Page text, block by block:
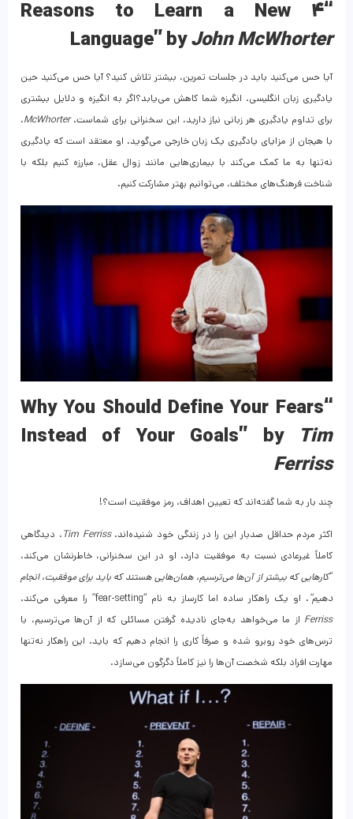
“۴ Reasons to Learn a New
Language” byJohn McWhorter
آیا حس می‌کنید باید در جلسات تمرین، بیشتر تلاش کنید؟ آیا حس می‌کنید حین
یادگیری زبان انگلیسی، انگیزه شما کاهش می‌یابد؟اگر به انگیزه و دلایل بیشتری
برای تداوم یادگیری هر زبانی نیاز دارید، این سخنرانی برای شماست.McWhorter،
با هیجان از مزایای یادگیری یک زبان خارجی می‌گوید. او معتقد است که یادگیری
نه‌تنها به ما کمک می‌کند با بیماری‌هایی مانند زوال عقل، مبارزه کنیم بلکه با
شناخت فرهنگ‌های مختلف، می‌توانیم بهتر مشارکت کنیم.
“Why You Should Define Your Fears
Instead of Your Goals” by
Tim
Ferriss
چند بار به شما گفته‌اند که تعیین اهداف، رمز موفقیت است؟!
اکثر مردم حداقل صدبار این را در زندگی خود شنیده‌اند.Tim Ferriss، دیدگاهی
کاملاً غیرعادی نسبت به موفقیت دارد. او در این سخنرانی، خاطرنشان می‌کند،
“کارهایی که بیشتر از آن‌ها می‌ترسیم، همان‌هایی هستند که باید برای موفقیت، انجام
دهیم”. او یک راهکار ساده اما کارساز به نام “fear-setting” را معرفی می‌کند.
Ferriss از ما می‌خواهد به‌جای نادیده گرفتن مسائلی که از آن‌ها می‌ترسیم، با
ترس‌های خود روبرو شده و صرفاً کاری را انجام دهیم که باید. این راهکار نه‌تنها
مهارت افراد بلکه شخصت آن‌ها را نیز کاملاً دگرگون می‌سازد.